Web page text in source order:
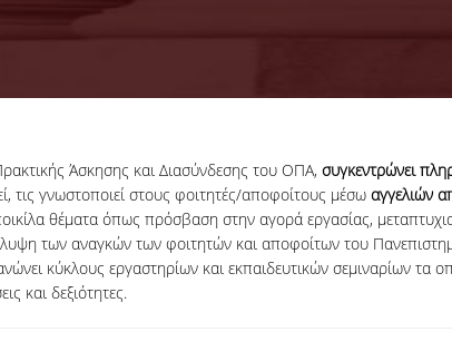
Άσκησης και Διασύνδεσης του ΟΠΑ, συγκεντρώνει
τις γνωστοποιεί στους φοιτητές/αποφοίτους μέσω αγγελιών
θέματα όπως πρόσβαση στην αγορά εργασίας,
των αναγκών των φοιτητών και αποφοίτων του
κύκλους εργαστηρίων και εκπαιδευτικών σεμιναρίων τα
και δεξιότητες.